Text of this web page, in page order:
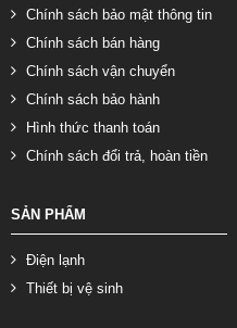
Chính sách bảo mật thông tin
Chính sách bán hàng
Chính sách vận chuyển
Chính sách bảo hành
Hình thức thanh toán
Chính sách đổi trả, hoàn tiền
SẢN PHẨM
Điện lạnh
Thiết bị vệ sinh